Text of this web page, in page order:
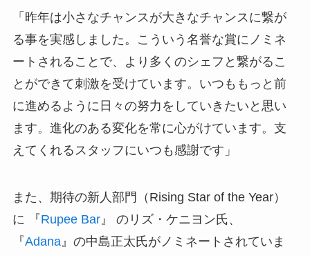
「昨年は小さなチャンスが大きなチャンスに繋が
る事を実感しました。こういう名誉な賞にノミネ
ートされることで、より多くのシェフと繋がるこ
とができて刺激を受けています。いつももっと前
に進めるように日々の努力をしていきたいと思い
ます。進化のある変化を常に心がけています。支
えてくれるスタッフにいつも感謝です」
また、期待の新人部門（Rising Star of the Year）
に 『Rupee Bar』 のリズ・ケニヨン氏、
『Adana』の中島正太氏がノミネートされていま